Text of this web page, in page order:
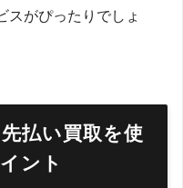
スがぴったりでしょ
払い買取を使
ント